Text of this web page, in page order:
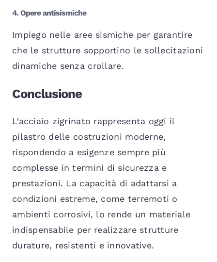
4. Opere antisismiche
Impiego nelle aree sismiche per garantire
che le strutture sopportino le sollecitazioni
dinamiche senza crollare.
Conclusione
L’acciaio zigrinato rappresenta oggi il
pilastro delle costruzioni moderne,
rispondendo a esigenze sempre più
complesse in termini di sicurezza e
prestazioni. La capacità di adattarsi a
condizioni estreme, come terremoti o
ambienti corrosivi, lo rende un materiale
indispensabile per realizzare strutture
durature, resistenti e innovative.